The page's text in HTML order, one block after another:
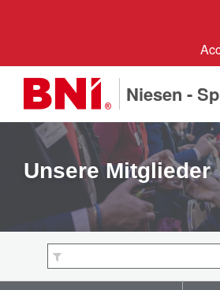
Niesen -
Unsere Mitglieder